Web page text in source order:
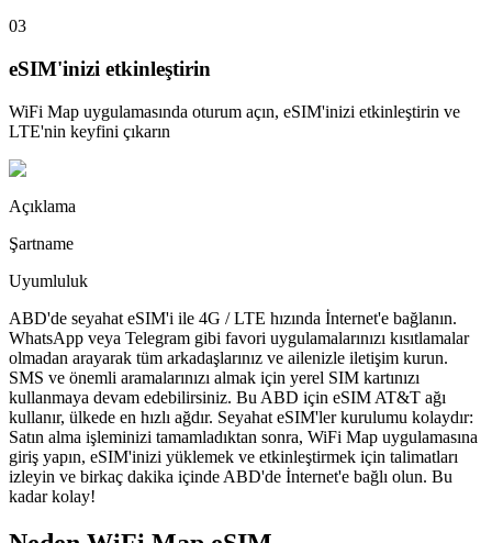
03
eSIM'inizi etkinleştirin
WiFi Map uygulamasında oturum açın, eSIM'inizi etkinleştirin ve
LTE'nin keyfini çıkarın
Açıklama
Şartname
Uyumluluk
ABD'de seyahat eSIM'i ile 4G / LTE hızında İnternet'e bağlanın.
WhatsApp veya Telegram gibi favori uygulamalarınızı kısıtlamalar
olmadan arayarak tüm arkadaşlarınız ve ailenizle iletişim kurun.
SMS ve önemli aramalarınızı almak için yerel SIM kartınızı
kullanmaya devam edebilirsiniz. Bu ABD için eSIM AT&T ağı
kullanır, ülkede en hızlı ağdır. Seyahat eSIM'ler kurulumu kolaydır:
Satın alma işleminizi tamamladıktan sonra, WiFi Map uygulamasına
giriş yapın, eSIM'inizi yüklemek ve etkinleştirmek için talimatları
izleyin ve birkaç dakika içinde ABD'de İnternet'e bağlı olun. Bu
kadar kolay!